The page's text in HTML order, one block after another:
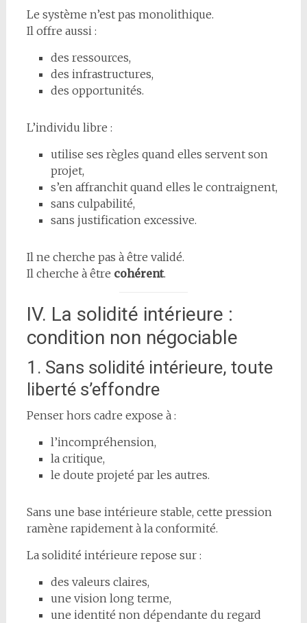
Le système n’est pas monolithique.
Il offre aussi :
des ressources,
des infrastructures,
des opportunités.
L’individu libre :
utilise ses règles quand elles servent son
projet,
s’en affranchit quand elles le contraignent,
sans culpabilité,
sans justification excessive.
Il ne cherche pas à être validé.
Il cherche à être cohérent.
IV. La solidité intérieure :
condition non négociable
1. Sans solidité intérieure, toute
liberté s’effondre
Penser hors cadre expose à :
l’incompréhension,
la critique,
le doute projeté par les autres.
Sans une base intérieure stable, cette pression
ramène rapidement à la conformité.
La solidité intérieure repose sur :
des valeurs claires,
une vision long terme,
une identité non dépendante du regard